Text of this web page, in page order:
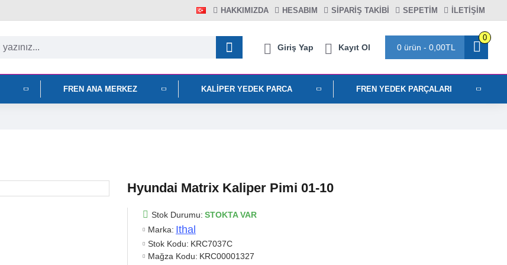
HAKKIMIZDA HESABIM SIPARIŞ TAKIBI SEPETIM İLETİŞİM
Giriş Yap Kayıt Ol 0 ürün - 0,00TL
0
FREN ANA MERKEZ KALIPER YEDEK PARCA FREN YEDEK PARÇALARI
Hyundai Matrix Kaliper Pimi 01-10
Stok Durumu: STOKTA VAR
Marka: Ithal
Stok Kodu: KRC7037C
Mağza Kodu: KRC00001327